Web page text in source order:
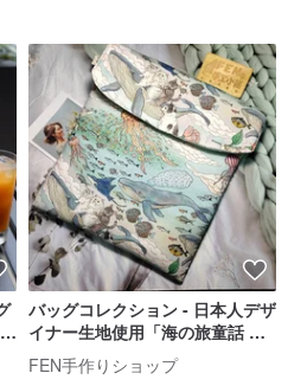
バッグコレクション - 日本人デザ
イナー生地使用「海の旅童話 ク
ジラと猫」iPad Airタブレットケ
ース 11インチ
FEN手作りショップ